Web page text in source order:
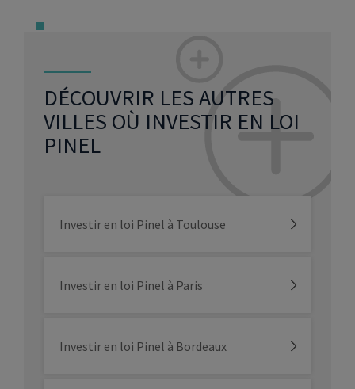
DÉCOUVRIR LES AUTRES
VILLES OÙ INVESTIR EN LOI
PINEL
Investir en loi Pinel à Toulouse
Investir en loi Pinel à Paris
Investir en loi Pinel à Bordeaux